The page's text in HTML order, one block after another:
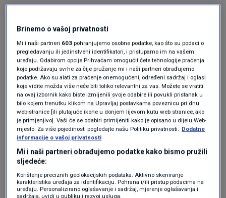
plastičnih spremnika koji sadrže BPA, pomaže
nam informacija da je prije nekoliko godina
Danska postala prva europska zemlja koja je
zabranila BPA u ambalaži za hranu i pića
namijenjenoj djeci mlađoj od tri godine, prenosi
Kreni zdravo.
Propadanje u
mikrovalnoj pećnici
Brinemo o vašoj privatnosti
Mi i naši partneri 603 pohranjujemo osobne podatke, kao što su podaci o
pregledavanju ili jedinstveni identifikatori, i pristupamo im na vašem
uređaju. Odabirom opcije Prihvaćam omogućit ćete tehnologije praćenja
koje podržavaju svrhe za čije pružanje mi i naši partneri obrađujemo
podatke. Ako su alati za praćenje onemogućeni, određeni sadržaj i oglasi
koje vidite možda više neće biti toliko relevantni za vas. Možete se vratiti
na ovaj izbornik kako biste izmijenili svoje odabire ili povukli pristanak u
bilo kojem trenutku klikom na Upravljaj postavkama poveznicu pri dnu
web-stranice [ili plutajuće ikone u donjem lijevom kutu web stranice, ako
je primjenjivo]. Vaši će se odabiri primijeniti kako je opisano u dijelu Web-
mjesto. Za više pojedinosti pogledajte našu Politiku privatnosti. Dodatne
informacije o vašoj privatnosti
Mi i naši partneri obrađujemo podatke kako bismo pružili
sljedeće:
Korištenje preciznih geolokacijskih podataka. Aktivno skeniranje
karakteristika uređaja za identifikaciju. Pohrana i/ili pristup podacima na
uređaju. Personalizirano oglašavanje i sadržaj, mjerenje oglašavanja i
sadržaja, uvidi u publiku i razvoj usluga.